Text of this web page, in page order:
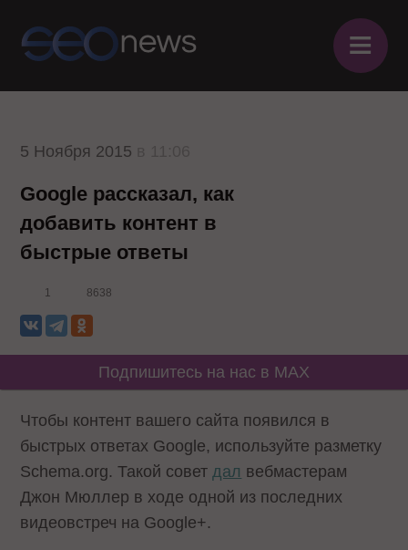
≡
5 Ноября 2015
Google рассказал, как
добавить контент в
быстрые ответы
1 8638
Подпишитесь на нас в MAX
Чтобы контент вашего сайта появился в
быстрых ответах Google, используйте разметку
Schema.org. Такой советдал вебмастерам
Джон Мюллер в ходе одной из последних
видеовстреч на Google+.